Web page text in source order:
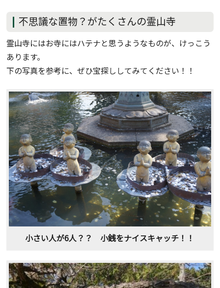
不思議な置物？がたくさんの霊山寺
霊山寺にはお寺にはハテナと思うようなものが、けっこう
あります。
下の写真を参考に、ぜひ宝探ししてみてください！！
小さい人が6人？？ 小銭をナイスキャッチ！！